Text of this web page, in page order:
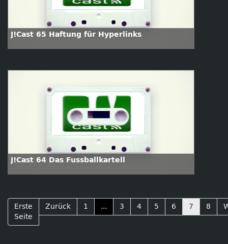
J!Cast 65 Haftung für Hyperlinks
J!Cast 64 Das Fussballkartell
Erste
Seite
Zurück 1 ... 3 4 5 6 7 8